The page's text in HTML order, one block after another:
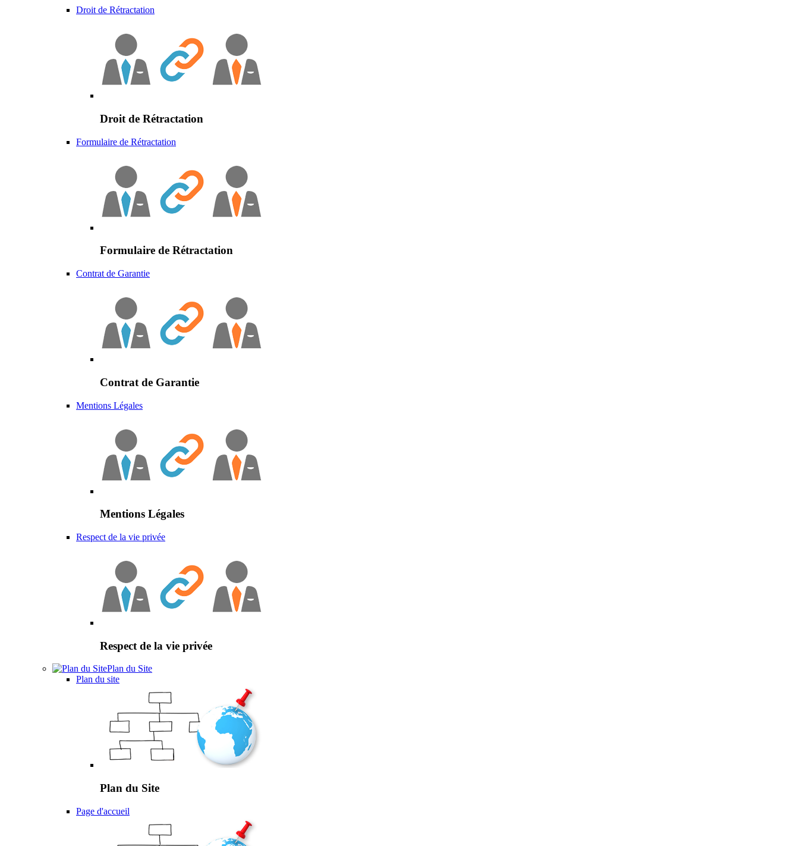
Droit de Rétractation
Droit de Rétractation
Formulaire de Rétractation
Formulaire de Rétractation
Contrat de Garantie
Contrat de Garantie
Mentions Légales
Mentions Légales
Respect de la vie privée
Respect de la vie privée
Plan du Site
Plan du site
Plan du Site
Page d'accueil